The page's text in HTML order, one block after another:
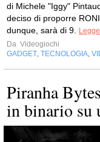
di Michele "Iggy"
deciso di proporre
dunque, sarà di 9.
Da Videogiochi
GADGET TECNOLOGIA
Piranha
in binario su